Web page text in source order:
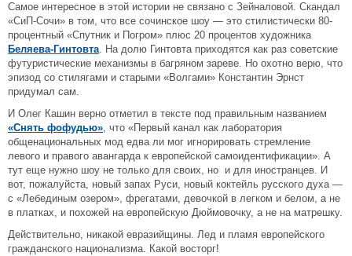
Самое интересное в этой истории не связано с Зейналовой. Скандал
«СиП-Сочи» в том, что все сочинское шоу — это стилистически 80-
процентный «Спутник и Погром» плюс 20 процентов художника
Беляева-Гинтовта. На долю Гинтовта приходятся как раз советские
футуристические механизмы в багряном зареве. Но охотно верю, что
эпизод со стилягами и старыми «Волгами» Константин Эрнст
придумал сам.
И Олег Кашин верно отметил в тексте под правильным названием
«Снять фофудью», что «Первый канал как лаборатория
общенациональных мод едва ли мог игнорировать стремление
левого и правого авангарда к европейской самоидентификации». А
тут еще нужно шоу не только для своих, но и для иностранцев. И
вот, пожалуйста, новый запах Руси, новый коктейль русского духа —
с «Лебединым озером», фрегатами, девочкой в легком и белом, а не
в платках, и похожей на европейскую Дюймовочку, а не на матрешку.
Действительно, никакой евразийщины. Лед и пламя европейского
гражданского национализма. Какой восторг!